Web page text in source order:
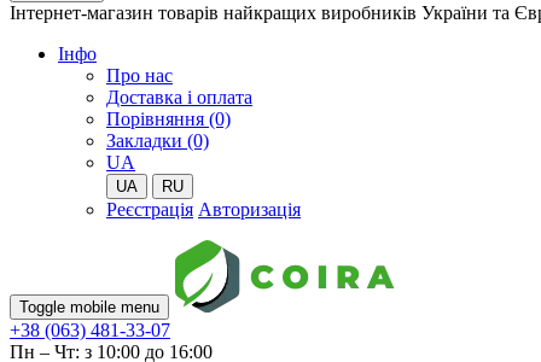
Інтернет-магазин товарів найкращих виробників України та
Iнфо
Про нас
Доставка і оплата
Порівняння (0)
Закладки (0)
UA
UA RU
Реєстрація Авторизація
Toggle mobile menu
+38 (063) 481-33-07
Пн – Чт: з 10:00 до 16:00